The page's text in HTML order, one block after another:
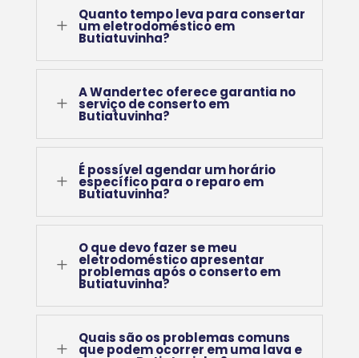
L
Quanto tempo leva para consertar
um eletrodoméstico em
Butiatuvinha?
L
A Wandertec oferece garantia no
serviço de conserto em
Butiatuvinha?
L
É possível agendar um horário
específico para o reparo em
Butiatuvinha?
L
O que devo fazer se meu
eletrodoméstico apresentar
problemas após o conserto em
Butiatuvinha?
L
Quais são os problemas comuns
que podem ocorrer em uma lava e